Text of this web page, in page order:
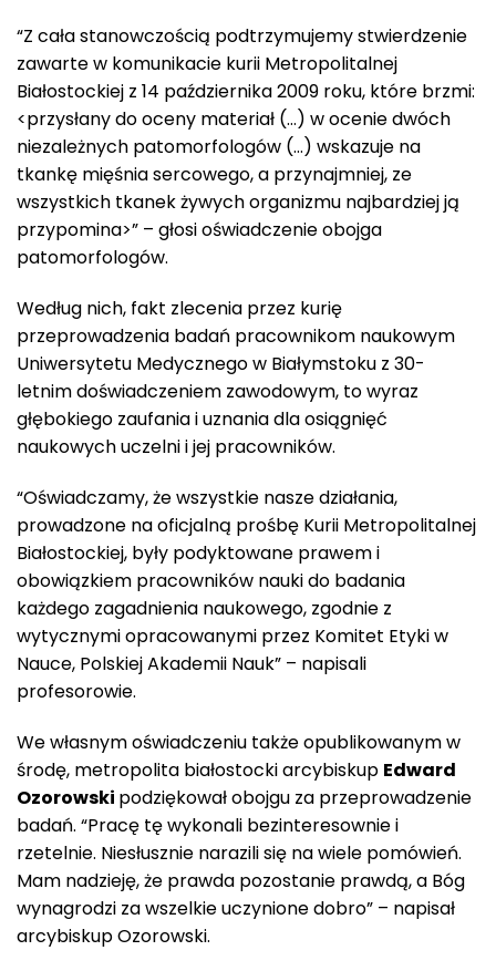
“Z cała stanowczością podtrzymujemy stwierdzenie
zawarte w komunikacie kurii Metropolitalnej
Białostockiej z 14 października 2009 roku, które brzmi:
<przysłany do oceny materiał (…) w ocenie dwóch
niezależnych patomorfologów (…) wskazuje na
tkankę mięśnia sercowego, a przynajmniej, ze
wszystkich tkanek żywych organizmu najbardziej ją
przypomina>” – głosi oświadczenie obojga
patomorfologów.
Według nich, fakt zlecenia przez kurię
przeprowadzenia badań pracownikom naukowym
Uniwersytetu Medycznego w Białymstoku z 30-
letnim doświadczeniem zawodowym, to wyraz
głębokiego zaufania i uznania dla osiągnięć
naukowych uczelni i jej pracowników.
“Oświadczamy, że wszystkie nasze działania,
prowadzone na oficjalną prośbę Kurii Metropolitalnej
Białostockiej, były podyktowane prawem i
obowiązkiem pracowników nauki do badania
każdego zagadnienia naukowego, zgodnie z
wytycznymi opracowanymi przez Komitet Etyki w
Nauce, Polskiej Akademii Nauk” – napisali
profesorowie.
We własnym oświadczeniu także opublikowanym w
środę, metropolita białostocki arcybiskup Edward
Ozorowski podziękował obojgu za przeprowadzenie
badań. “Pracę tę wykonali bezinteresownie i
rzetelnie. Niesłusznie narazili się na wiele pomówień.
Mam nadzieję, że prawda pozostanie prawdą, a Bóg
wynagrodzi za wszelkie uczynione dobro” – napisał
arcybiskup Ozorowski.